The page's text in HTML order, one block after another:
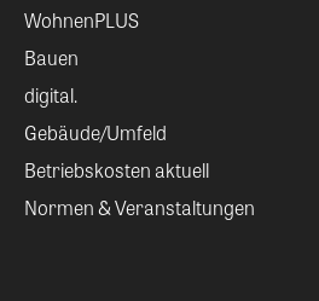
WohnenPLUS
Bauen
digital.
Gebäude/Umfeld
Betriebskosten aktuell
Normen & Veranstaltungen